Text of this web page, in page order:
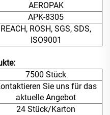
AEROPAK
APK-8305
REACH, ROSH, SGS, SDS,
ISO9001
7500 Stück
Sie uns für das
aktuelle Angebot
24 Stück/Karton